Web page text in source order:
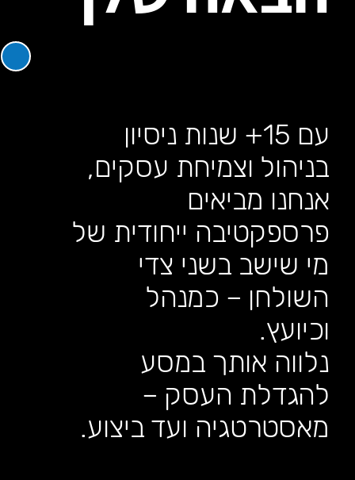
הוסף קו תחתון לקישורים
עם 15+ שנות ניסיון
בניהול וצמיחת עסקים,
אנחנו מביאים
פרספקטיבה ייחודית של
מי שישב בשני צדי
השולחן – כמנהל
וכיועץ.
נלווה אותך במסע
להגדלת העסק –
מאסטרטגיה ועד ביצוע.